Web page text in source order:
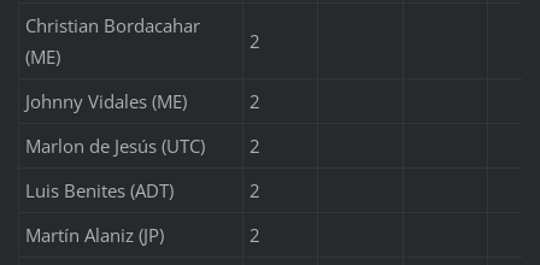
Christian Bordacahar
(ME)
2
Johnny Vidales (ME)
2
Marlon de Jesús (UTC)
2
Luis Benites (ADT)
2
Martín Alaniz (JP)
2